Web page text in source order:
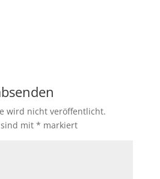
wird nicht veröffentlicht.
mit * markiert